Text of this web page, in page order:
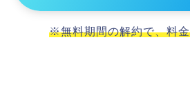
※無料期間の解約で、料